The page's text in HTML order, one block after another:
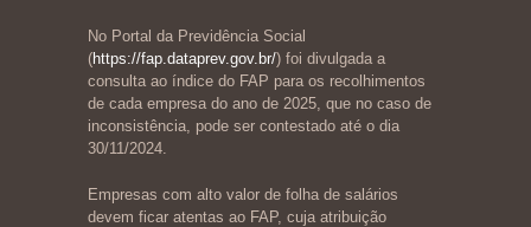
No Portal da Previdência Social
(https://fap.dataprev.gov.br/) foi divulgada a
consulta ao índice do FAP para os recolhimentos
de cada empresa do ano de 2025, que no caso de
inconsistência, pode ser contestado até o dia
30/11/2024.
Empresas com alto valor de folha de salários
devem ficar atentas ao FAP, cuja atribuição